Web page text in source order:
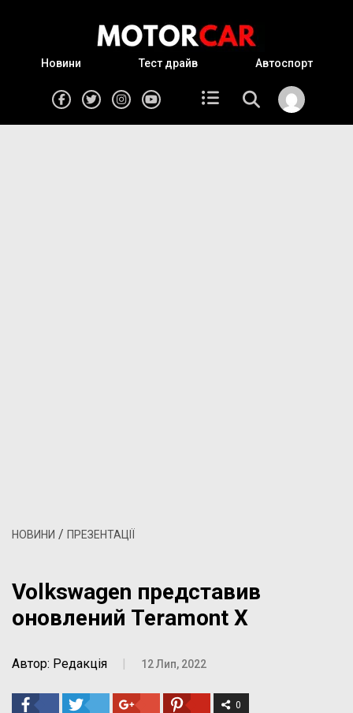
Новини Тест драйв Автоспорт
НОВИНИ / ПРЕЗЕНТАЦІЇ
Volkswagen представив
оновлений Teramont X
Автор: Редакція | 12 Лип, 2022
0